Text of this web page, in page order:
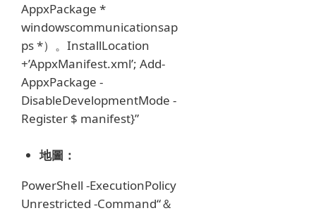
AppxPackage *
windowscommunicationsap
ps *）。InstallLocation
+’AppxManifest.xml’; Add-
AppxPackage -
DisableDevelopmentMode -
Register $ manifest}”
地圖：
PowerShell -ExecutionPolicy
Unrestricted -Command“＆